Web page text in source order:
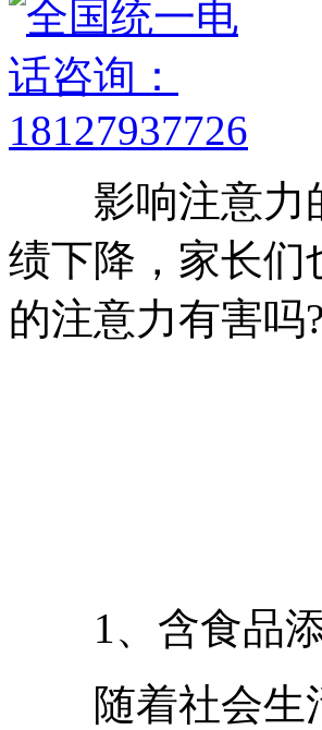
影响注意力
绩下降，家长们
的注意力有害吗
1、含食品添
随着社会生活